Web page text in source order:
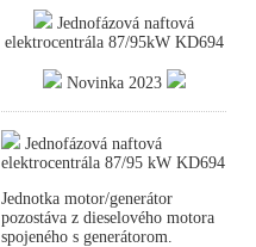
Jednofázová naftová
elektrocentrála 87/95kW KD694
Novinka 2023
Jednofázová naftová
elektrocentrála 87/95 kW KD694
Jednotka motor/generátor
pozostáva z dieselového motora
spojeného s generátorom.